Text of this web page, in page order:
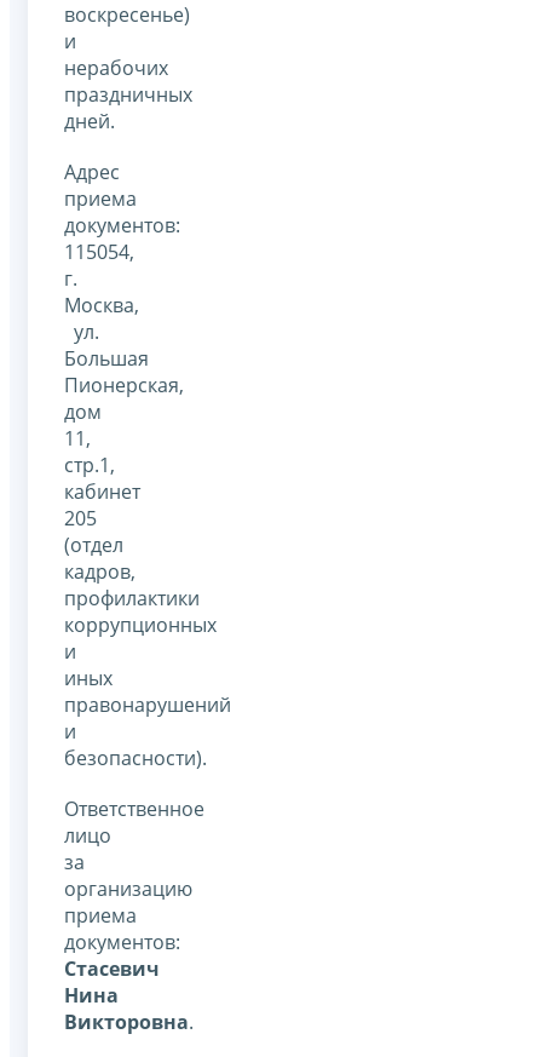
воскресенье)
и
нерабочих
праздничных
дней.
Адрес
приема
документов:
115054,
г.
Москва,
ул.
Большая
Пионерская,
дом
11,
стр.1,
кабинет
205
(отдел
кадров,
профилактики
коррупционных
и
иных
правонарушений
и
безопасности).
Ответственное
лицо
за
организацию
приема
документов:
Стасевич
Нина
Викторовна.